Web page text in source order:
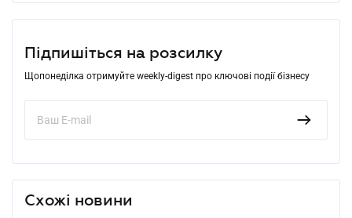
Підпишіться на розсилку
Щопонеділка отримуйте weekly-digest про ключові події бізнесу
Схожі новини